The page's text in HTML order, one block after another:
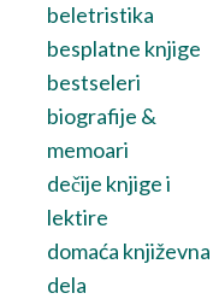
beletristika
besplatne knjige
bestseleri
biografije &
memoari
dečije knjige i
lektire
domaća književna
dela